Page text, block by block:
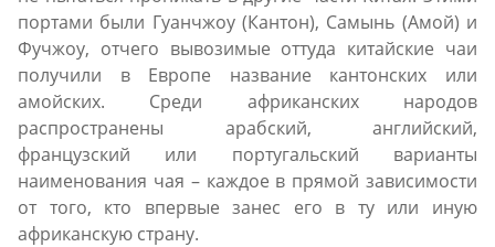
портами были Гуанчжоу (Кантон), Самынь (Амой) и
Фучжоу, отчего вывозимые оттуда китайские чаи
получили в Европе название кантонских или
амойских. Среди африканских народов
распространены арабский, английский,
французский или португальский варианты
наименования чая – каждое в прямой зависимости
от того, кто впервые занес его в ту или иную
африканскую страну.